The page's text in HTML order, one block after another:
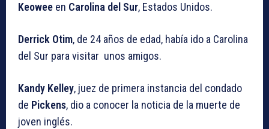
Keowee en Carolina del Sur, Estados Unidos.
Derrick Otim, de 24 años de edad, había ido a Carolina
del Sur para visitar unos amigos.
Kandy Kelley, juez de primera instancia del condado
de Pickens, dio a conocer la noticia de la muerte de
joven inglés.